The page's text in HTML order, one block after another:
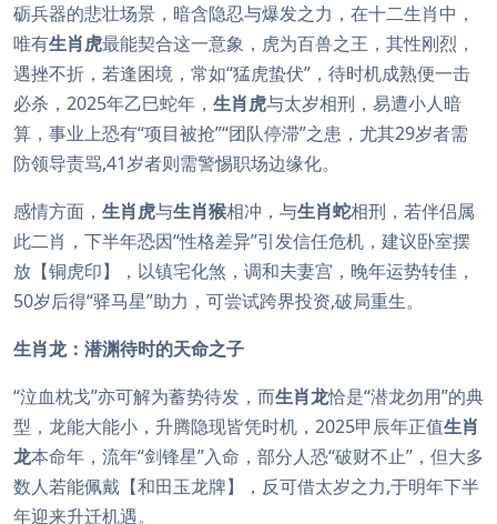
砺兵器的悲壮场景，暗含隐忍与爆发之力，在十二生肖中，
唯有生肖虎最能契合这一意象，虎为百兽之王，其性刚烈，
遇挫不折，若逢困境，常如“猛虎蛰伏”，待时机成熟便一击
必杀，2025年乙巳蛇年， 生肖虎与太岁相刑，易遭小人暗
算，事业上恐有“项目被抢”“团队停滞”之患，尤其29岁者需
防领导责骂,41岁者则需警惕职场边缘化。
感情方面， 生肖虎与生肖猴相冲，与生肖蛇相刑，若伴侣属
此二肖，下半年恐因“性格差异”引发信任危机，建议卧室摆
放【铜虎印】，以镇宅化煞，调和夫妻宫，晚年运势转佳，
50岁后得“驿马星”助力，可尝试跨界投资,破局重生。
生肖龙：潜渊待时的天命之子
“泣血枕戈”亦可解为蓄势待发，而生肖龙恰是“潜龙勿用”的典
型，龙能大能小，升腾隐现皆凭时机，2025甲辰年正值生肖
龙本命年，流年“剑锋星”入命，部分人恐“破财不止”，但大多
数人若能佩戴【和田玉龙牌】，反可借太岁之力,于明年下半
年迎来升迁机遇。